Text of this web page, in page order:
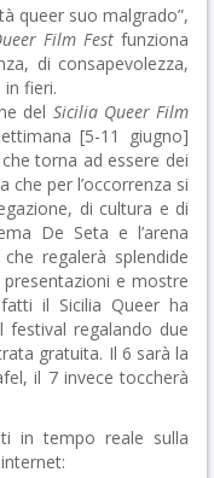
queer suo malgrado”,
Film Festfunziona
di consapevolezza,
fieri.
del Sicilia Queer Film
[5-11 giugno]
torna ad essere dei
che per l’occorrenza si
di cultura e di
De Seta e l’arena
regalerà splendide
e mostre
il Sicilia Queer ha
festival regalando due
gratuita. Il 6 sarà la
il 7 invece toccherà
in tempo reale sulla